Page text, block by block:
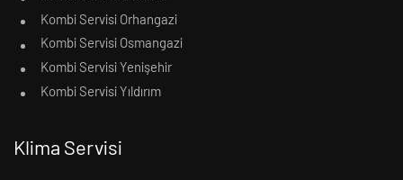
Kombi Servisi Orhangazi
Kombi Servisi Osmangazi
Kombi Servisi Yenişehir
Kombi Servisi Yıldırım
Klima Servisi